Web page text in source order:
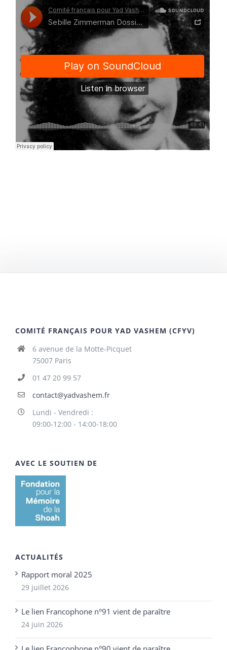
COMITÉ FRANÇAIS POUR YAD VASHEM (CFYV)
6 avenue de la Motte-Picquet
75007 Paris
01 47 20 99 57
contact@yadvashem.fr
Lundi - Vendredi :
09:00-12:00 - 14:00-18:00
AVEC LE SOUTIEN DE
ACTUALITÉS
Rapport moral 2025
29 juillet 2026
Le lien Francophone n°91 vient de paraître
24 juin 2026